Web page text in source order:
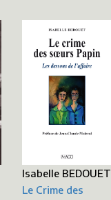
Isabelle BEDOUET
Le Crime des